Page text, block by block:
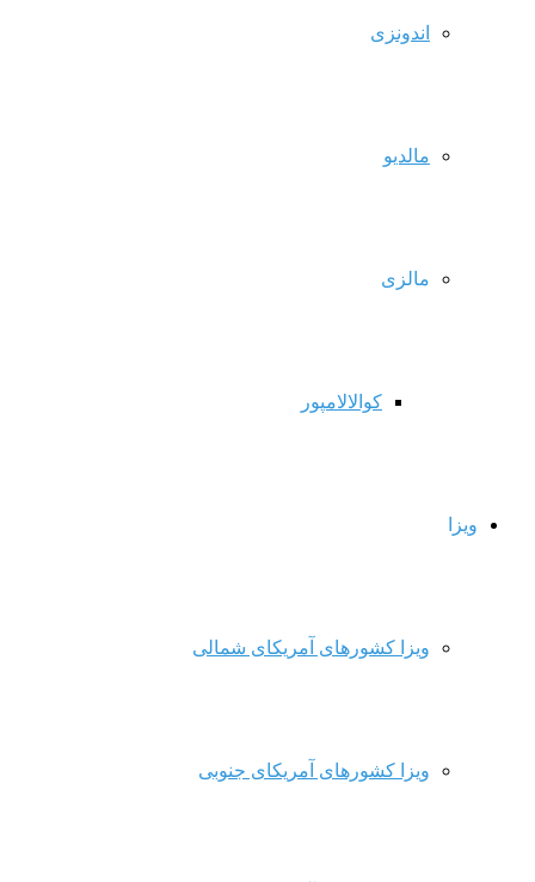
اندونزی
مالدیو
مالزی
کوالالامپور
ویزا
ویزا کشورهای آمریکای شمالی
ویزا کشورهای آمریکای جنوبی